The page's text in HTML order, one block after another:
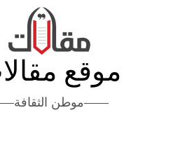
موقع
موطن الثقافة